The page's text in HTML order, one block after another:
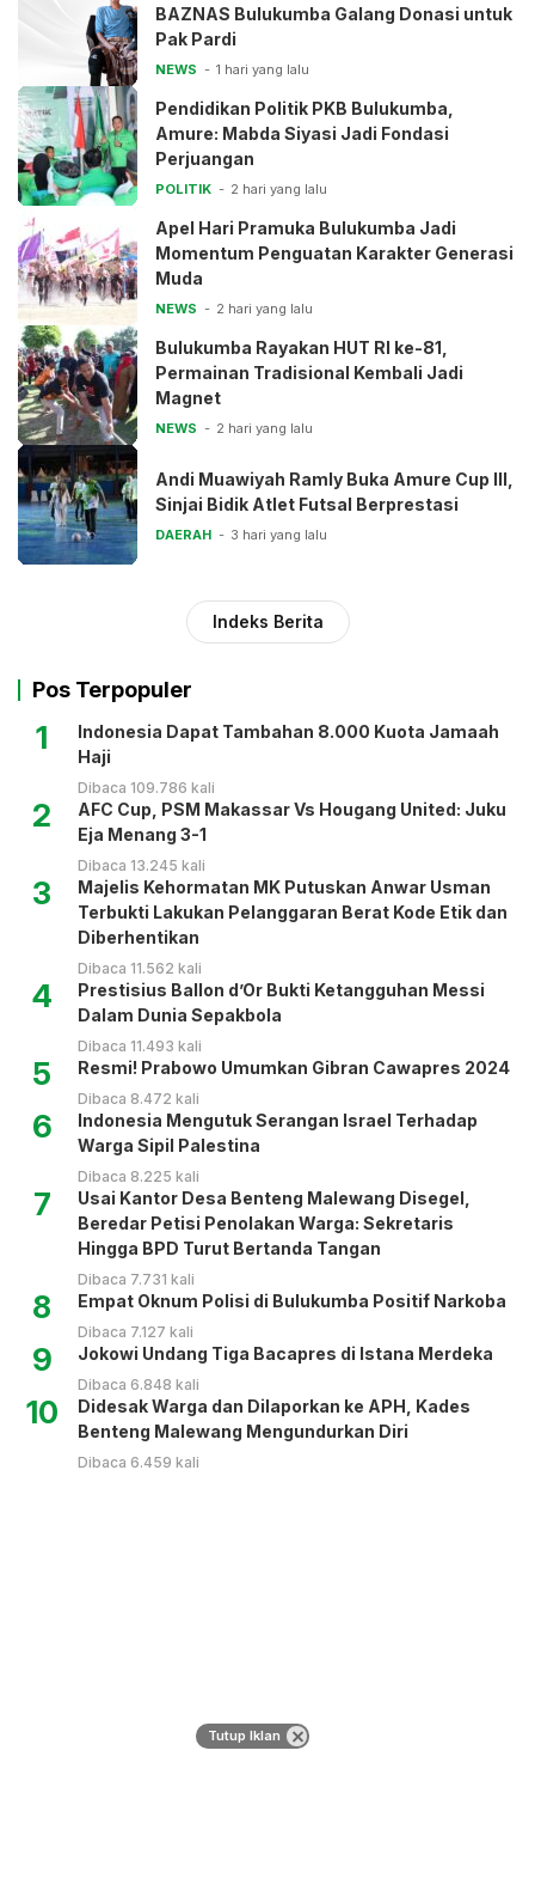
BAZNAS Bulukumba Galang Donasi untuk
Pak Pardi
NEWS 1 hari yang lalu
Pendidikan Politik PKB Bulukumba,
Amure: Mabda Siyasi Jadi Fondasi
Perjuangan
POLITIK 2 hari yang lalu
Apel Hari Pramuka Bulukumba Jadi
Momentum Penguatan Karakter Generasi
Muda
NEWS 2 hari yang lalu
Bulukumba Rayakan HUT RI ke-81,
Permainan Tradisional Kembali Jadi
Magnet
NEWS 2 hari yang lalu
Andi Muawiyah Ramly Buka Amure Cup III,
Sinjai Bidik Atlet Futsal Berprestasi
DAERAH 3 hari yang lalu
Indeks Berita
Pos Terpopuler
1
Indonesia Dapat Tambahan 8.000 Kuota Jamaah
Haji
Dibaca 109.786 kali
2
AFC Cup, PSM Makassar Vs Hougang United: Juku
Eja Menang 3-1
Dibaca 13.245 kali
3
Majelis Kehormatan MK Putuskan Anwar Usman
Terbukti Lakukan Pelanggaran Berat Kode Etik dan
Diberhentikan
Dibaca 11.562 kali
4
Prestisius Ballon d’Or Bukti Ketangguhan Messi
Dalam Dunia Sepakbola
Dibaca 11.493 kali
5 Resmi! Prabowo Umumkan Gibran Cawapres 2024
Dibaca 8.472 kali
6
Indonesia Mengutuk Serangan Israel Terhadap
Warga Sipil Palestina
Dibaca 8.225 kali
7
Usai Kantor Desa Benteng Malewang Disegel,
Beredar Petisi Penolakan Warga: Sekretaris
Hingga BPD Turut Bertanda Tangan
Dibaca 7.731 kali
8 Empat Oknum Polisi di Bulukumba Positif Narkoba
Dibaca 7.127 kali
9 Jokowi Undang Tiga Bacapres di Istana Merdeka
Dibaca 6.848 kali
10
Didesak Warga dan Dilaporkan ke APH, Kades
Benteng Malewang Mengundurkan Diri
Dibaca 6.459 kali
Tutup Iklan